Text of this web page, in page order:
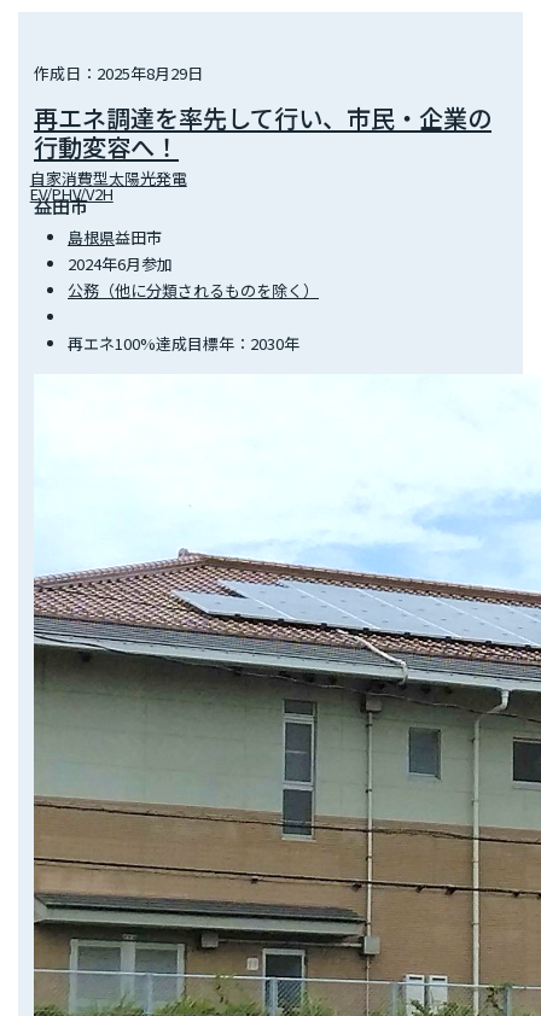
作成日：2025年8月29日
再エネ調達を率先して行い、市民・企業の
行動変容へ！
自家消費型太陽光発電
EV/PHV/V2H
益田市
島根県益田市
2024年6月参加
公務（他に分類されるものを除く）
再エネ100%達成目標年：2030年